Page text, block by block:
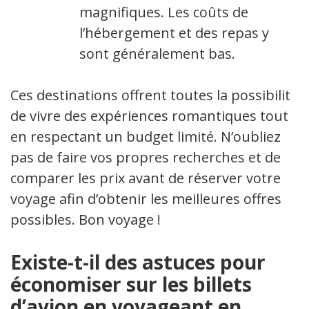
magnifiques. Les coûts de
l’hébergement et des repas y
sont généralement bas.
Ces destinations offrent toutes la possibilité
de vivre des expériences romantiques tout
en respectant un budget limité. N’oubliez
pas de faire vos propres recherches et de
comparer les prix avant de réserver votre
voyage afin d’obtenir les meilleures offres
possibles. Bon voyage !
Existe-t-il des astuces pour
économiser sur les billets